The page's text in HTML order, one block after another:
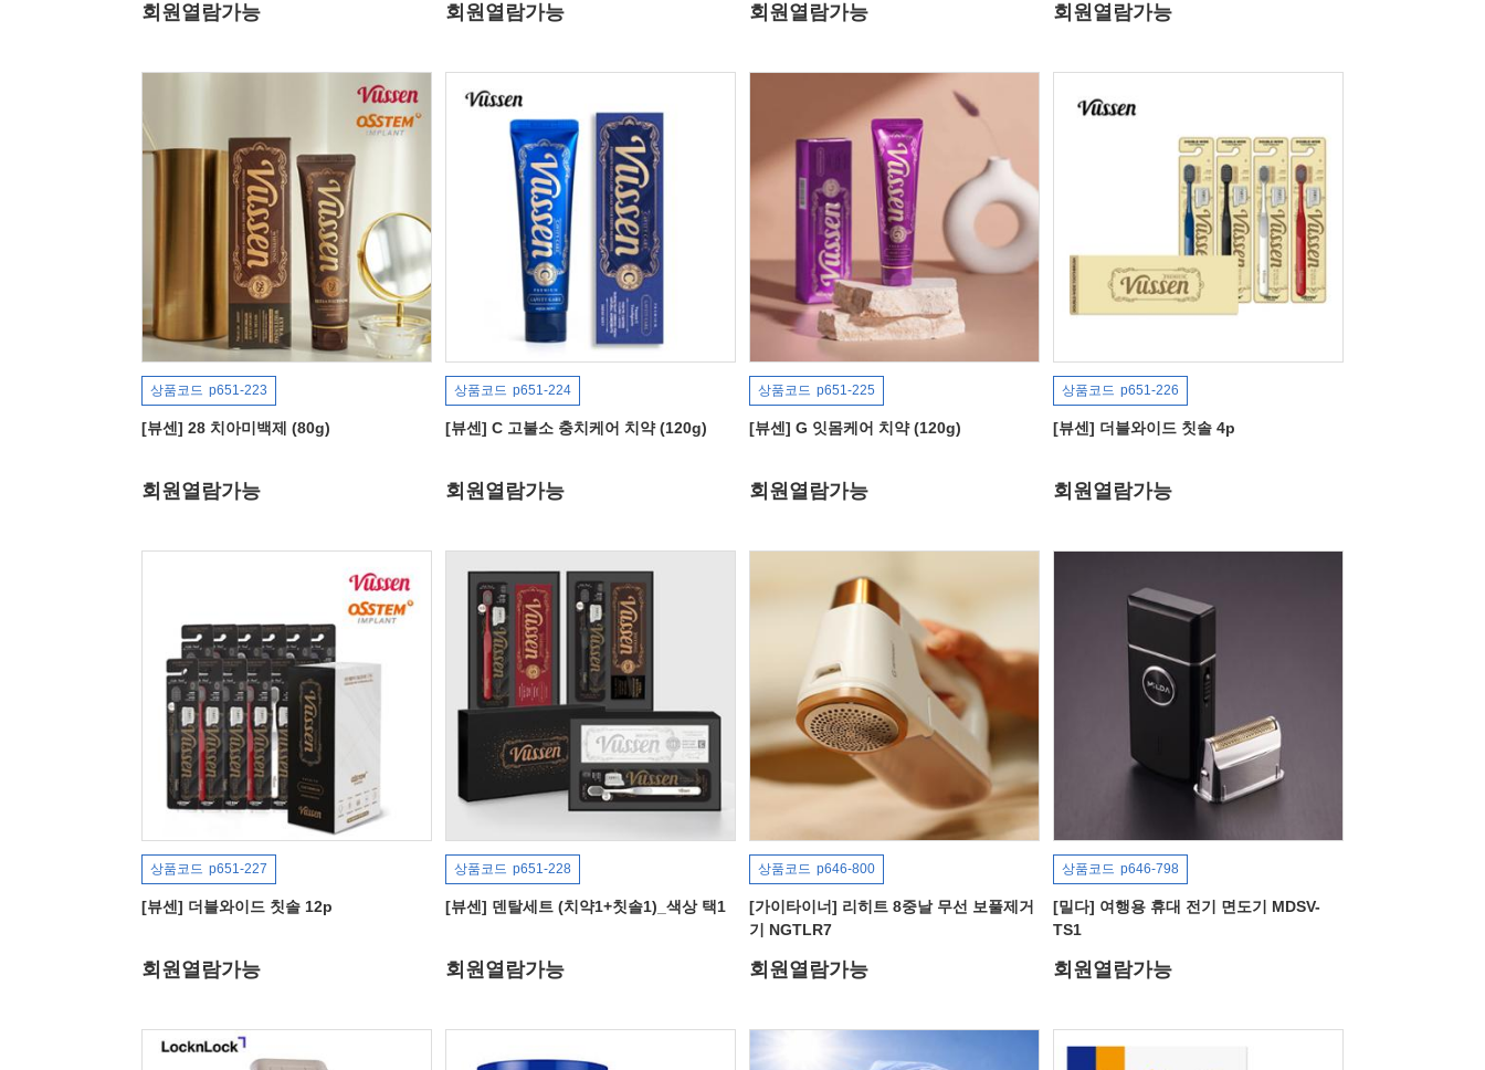
회원열람가능 회원열람가능 회원열람가능 회원열람가능
상품코드 p651-223
[뷰센] 28 치아미백제 (80g)
회원열람가능
상품코드 p651-224
[뷰센] C 고불소 충치케어 치약 (120g)
회원열람가능
상품코드 p651-225
[뷰센] G 잇몸케어 치약 (120g)
회원열람가능
상품코드 p651-226
[뷰센] 더블와이드 칫솔 4p
회원열람가능
상품코드 p651-227
[뷰센] 더블와이드 칫솔 12p
회원열람가능
상품코드 p651-228
[뷰센] 덴탈세트 (치약1+칫솔1)_색상 택1
회원열람가능
상품코드 p646-800
[가이타이너] 리히트 8중날 무선 보풀제거
기 NGTLR7
회원열람가능
상품코드 p646-798
[밀다] 여행용 휴대 전기 면도기 MDSV-
TS1
회원열람가능